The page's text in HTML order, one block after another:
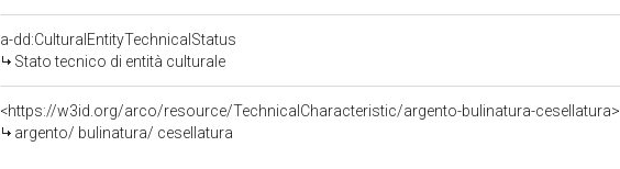
a-dd:CulturalEntityTechnicalStatus
Stato tecnico di entità culturale
<https://w3id.org/arco/resource/TechnicalCharacteristic/argento-bulinatura-cesellatura>
argento/ bulinatura/ cesellatura